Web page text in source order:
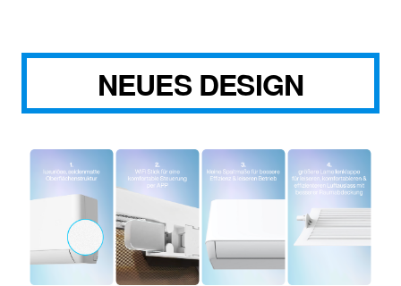
NEUES DESIGN